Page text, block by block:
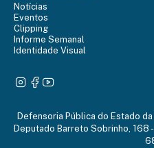
Notícias
Eventos
Clipping
Informe Semanal
Identidade Visual
Defensoria Pública do Estado
Deputado Barreto Sobrinho, 168